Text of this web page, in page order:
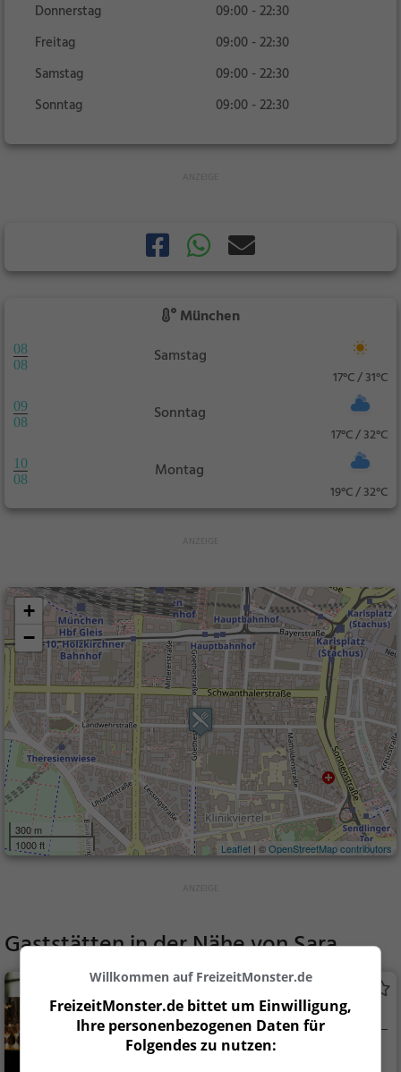
Donnerstag
09:00 - 22:30
Freitag
09:00 - 22:30
Samstag
09:00 - 22:30
Sonntag
09:00 - 22:30
München
08
08
Samstag
17°C / 31°C
09
08
Sonntag
17°C / 32°C
10
08
Montag
19°C / 32°C
+
−
300 m
1000 ft
Leaflet | ©OpenStreetMap contributors
Gaststätten in der Nähe vonSara
Bar in München
München
Willkommen auf FreizeitMonster.de
FreizeitMonster.de bittet um Einwilligung,
Ihre personenbezogenen Daten für
Folgendes zu nutzen: